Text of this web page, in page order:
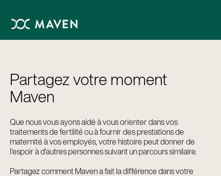
Partagez votre moment
Maven
Que nous vous ayons aidé à vous orienter dans vos
traitements de fertilité ou à fournir des prestations de
maternité à vos employés, votre histoire peut donner de
l'espoir à d'autres personnes suivant un parcours similaire.
Partagez comment Maven a fait la différence dans votre